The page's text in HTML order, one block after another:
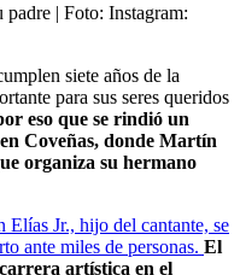
padre | Foto: Instagram:
siete años de la
para sus seres queridos
eso que se rindió un
Coveñas, donde Martín
organiza su hermano
Elías Jr., hijo del cantante, se
ante miles de personas. El
artística en el